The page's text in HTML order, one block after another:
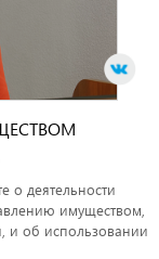
о деятельности
имуществом,
и об использовании